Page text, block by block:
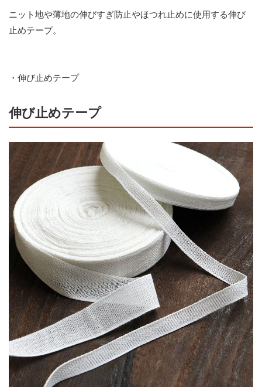
ニット地や薄地の伸びすぎ防止やほつれ止めに使用する伸び
止めテープ。
・伸び止めテープ
伸び止めテープ